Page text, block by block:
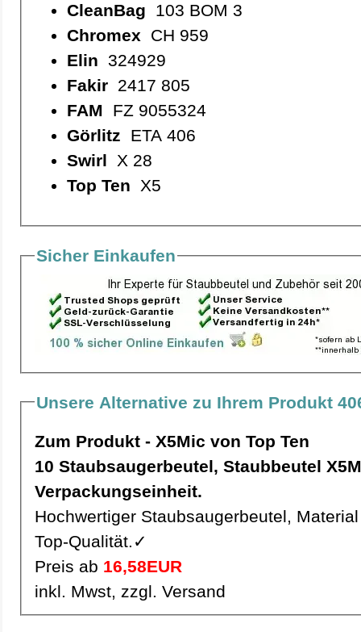
CleanBag 103 BOM 3
Chromex CH 959
Elin 324929
Fakir2417 805
FAM FZ 9055324
Görlitz ETA 406
Swirl X 28
Top Ten X5
Sicher Einkaufen
Unsere Alternative zu Ihrem Produkt
Zum Produkt - X5Mic von Top Ten
10 Staubsaugerbeutel, Staubbeutel X5Mic pro
Verpackungseinheit.
Hochwertiger Staubsaugerbeutel,
Top-Qualität.✓
Preis ab 16,58EUR
inkl. Mwst, zzgl. Versand